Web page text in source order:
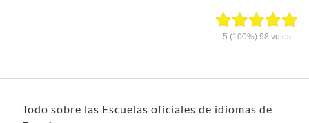
5 (100%) 98 votos
Todo sobre las Escuelas oficiales de idiomas de